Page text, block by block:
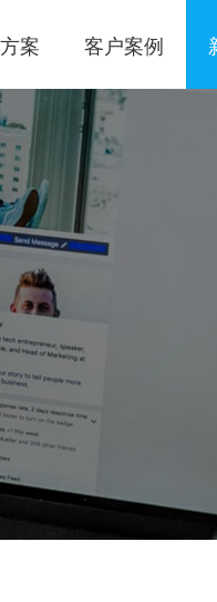
案 客户案例